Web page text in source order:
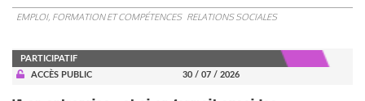
EMPLOI, FORMATION ET COMPÉTENCES RELATIONS SOCIALES
PARTICIPATIF
ACCÈS PUBLIC
30 / 07 / 2026